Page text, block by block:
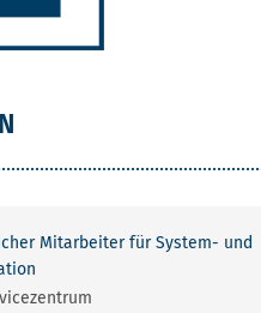
Mitarbeiter für System- und